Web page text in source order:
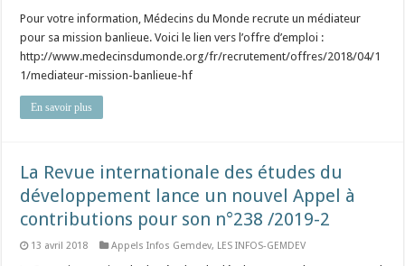
Pour votre information, Médecins du Monde recrute un médiateur
pour sa mission banlieue. Voici le lien vers l’offre d’emploi :
http://www.medecinsdumonde.org/fr/recrutement/offres/2018/04/1
1/mediateur-mission-banlieue-hf
En savoir plus
La Revue internationale des études du
développement lance un nouvel Appel à
contributions pour son n°238 /2019-2
13 avril 2018 Appels Infos Gemdev, LES INFOS-GEMDEV